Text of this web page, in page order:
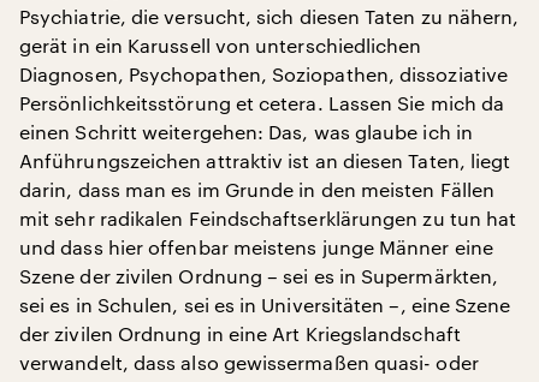
Psychiatrie, die versucht, sich diesen Taten zu nähern,
gerät in ein Karussell von unterschiedlichen
Diagnosen, Psychopathen, Soziopathen, dissoziative
Persönlichkeitsstörung et cetera. Lassen Sie mich da
einen Schritt weitergehen: Das, was glaube ich in
Anführungszeichen attraktiv ist an diesen Taten, liegt
darin, dass man es im Grunde in den meisten Fällen
mit sehr radikalen Feindschaftserklärungen zu tun hat
und dass hier offenbar meistens junge Männer eine
Szene der zivilen Ordnung – sei es in Supermärkten,
sei es in Schulen, sei es in Universitäten –, eine Szene
der zivilen Ordnung in eine Art Kriegslandschaft
verwandelt, dass also gewissermaßen quasi- oder